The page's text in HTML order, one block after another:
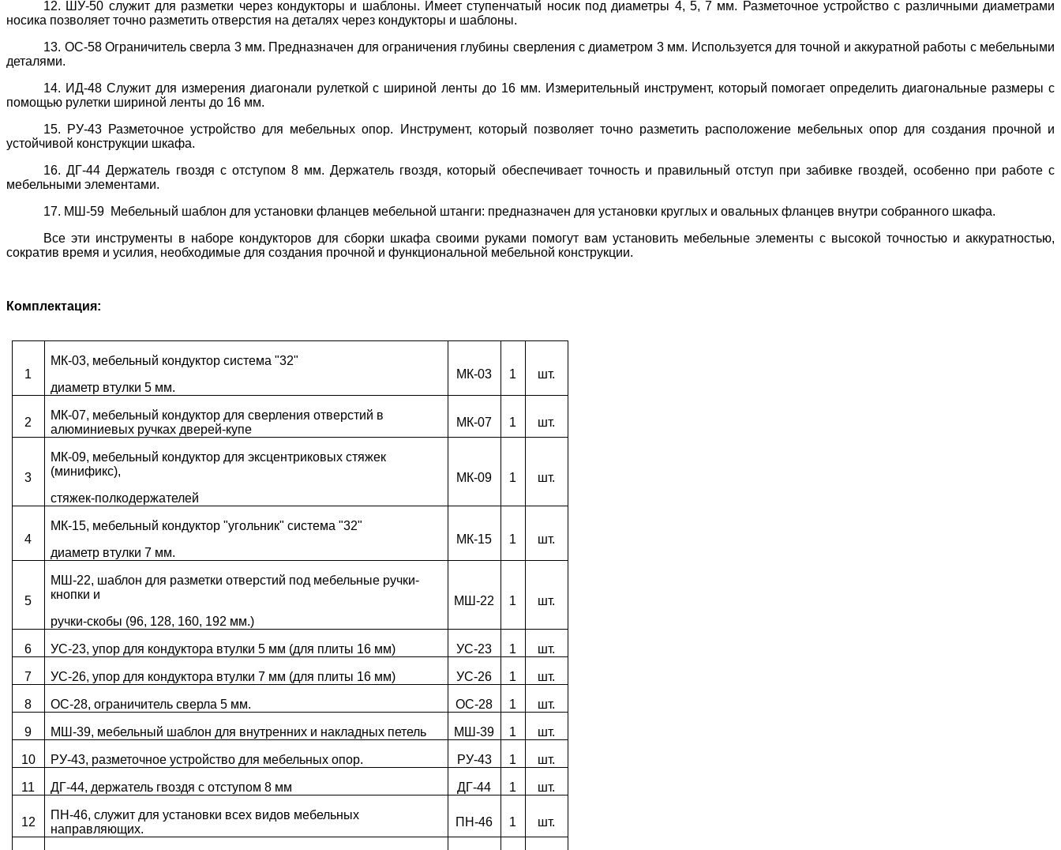
12. ШУ-50 служит для разметки через кондукторы и шаблоны. Имеет ступенчатый носик под диаметры 4, 5, 7 мм. Разметочное устройство с различными диаметрами
носика позволяет точно разметить отверстия на деталях через кондукторы и шаблоны.
13. ОС-58 Ограничитель сверла 3 мм. Предназначен для ограничения глубины сверления с диаметром 3 мм. Используется для точной и аккуратной работы с мебельными
деталями.
14. ИД-48 Служит для измерения диагонали рулеткой с шириной ленты до 16 мм. Измерительный инструмент, который помогает определить диагональные размеры с
помощью рулетки шириной ленты до 16 мм.
15. РУ-43 Разметочное устройство для мебельных опор. Инструмент, который позволяет точно разметить расположение мебельных опор для создания прочной и
устойчивой конструкции шкафа.
16. ДГ-44 Держатель гвоздя с отступом 8 мм. Держатель гвоздя, который обеспечивает точность и правильный отступ при забивке гвоздей, особенно при работе с
мебельными элементами.
17. МШ-59 Мебельный шаблон для установки фланцев мебельной штанги: предназначен для установки круглых и овальных фланцев внутри собранного шкафа.
Все эти инструменты в наборе кондукторов для сборки шкафа своими руками помогут вам установить мебельные элементы с высокой точностью и аккуратностью,
сократив время и усилия, необходимые для создания прочной и функциональной мебельной конструкции.
Комплектация:
1
МК-03, мебельный кондуктор система "32"
диаметр втулки 5 мм.
МК-03 1 шт.
2
МК-07, мебельный кондуктор для сверления отверстий в
алюминиевых ручках дверей-купе
МК-07 1 шт.
3
МК-09, мебельный кондуктор для эксцентриковых стяжек
(минификс),
стяжек-полкодержателей
МК-09 1 шт.
4
МК-15, мебельный кондуктор "угольник" система "32"
диаметр втулки 7 мм.
МК-15 1 шт.
5
МШ-22, шаблон для разметки отверстий под мебельные ручки-
кнопки и
ручки-скобы (96, 128, 160, 192 мм.)
МШ-22 1 шт.
6 УС-23, упор для кондуктора втулки 5 мм (для плиты 16 мм) УС-23 1 шт.
7 УС-26, упор для кондуктора втулки 7 мм (для плиты 16 мм) УС-26 1 шт.
8 ОС-28, ограничитель сверла 5 мм. ОС-28 1 шт.
9 МШ-39, мебельный шаблон для внутренних и накладных петель МШ-39 1 шт.
10 РУ-43, разметочное устройство для мебельных опор. РУ-43 1 шт.
11 ДГ-44, держатель гвоздя с отступом 8 мм ДГ-44 1 шт.
12
ПН-46, служит для установки всех видов мебельных
направляющих.
ПН-46 1 шт.